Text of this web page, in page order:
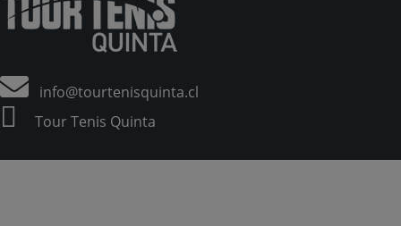
info@tourtenisquinta.cl
Tour Tenis Quinta